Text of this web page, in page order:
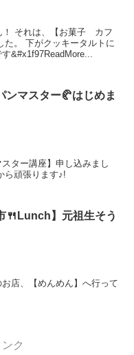
！ それは、【お菓子 カフ
た。 下がクッキータルトに
&#x1f97ReadMore...
ンマスター🥐はじめま
ター講座】申し込みまし
ら頑張ります♪!
🍴Lunch】元祖生そう
店、【めんめん】へ行って
ク